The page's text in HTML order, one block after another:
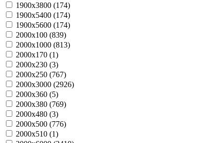
1900х3800 (174)
1900х5400 (174)
1900х5600 (174)
2000х100 (839)
2000х1000 (813)
2000х170 (1)
2000х230 (3)
2000х250 (767)
2000х3000 (2926)
2000х360 (5)
2000х380 (769)
2000х480 (3)
2000х500 (776)
2000х510 (1)